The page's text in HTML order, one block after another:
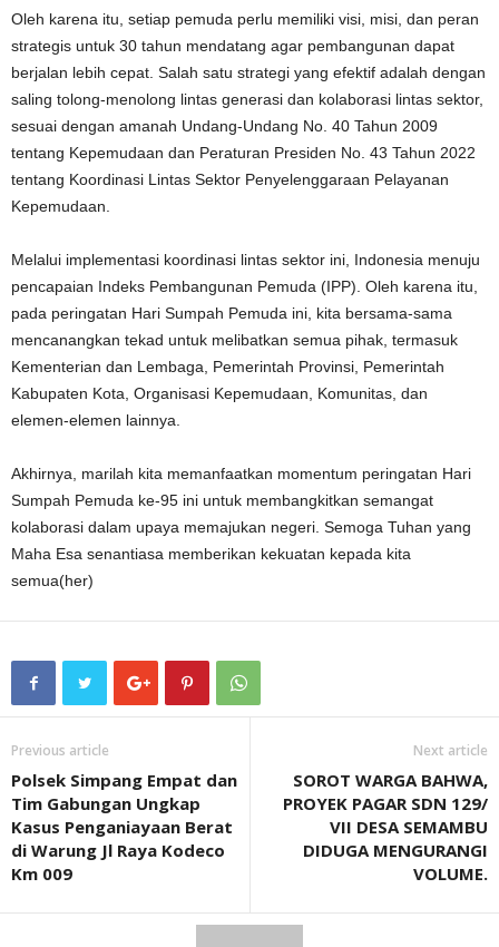
Oleh karena itu, setiap pemuda perlu memiliki visi, misi, dan peran
strategis untuk 30 tahun mendatang agar pembangunan dapat
berjalan lebih cepat. Salah satu strategi yang efektif adalah dengan
saling tolong-menolong lintas generasi dan kolaborasi lintas sektor,
sesuai dengan amanah Undang-Undang No. 40 Tahun 2009
tentang Kepemudaan dan Peraturan Presiden No. 43 Tahun 2022
tentang Koordinasi Lintas Sektor Penyelenggaraan Pelayanan
Kepemudaan.
Melalui implementasi koordinasi lintas sektor ini, Indonesia menuju
pencapaian Indeks Pembangunan Pemuda (IPP). Oleh karena itu,
pada peringatan Hari Sumpah Pemuda ini, kita bersama-sama
mencanangkan tekad untuk melibatkan semua pihak, termasuk
Kementerian dan Lembaga, Pemerintah Provinsi, Pemerintah
Kabupaten Kota, Organisasi Kepemudaan, Komunitas, dan
elemen-elemen lainnya.
Akhirnya, marilah kita memanfaatkan momentum peringatan Hari
Sumpah Pemuda ke-95 ini untuk membangkitkan semangat
kolaborasi dalam upaya memajukan negeri. Semoga Tuhan yang
Maha Esa senantiasa memberikan kekuatan kepada kita
semua(her)
Previous article
Polsek Simpang Empat dan
Tim Gabungan Ungkap
Kasus Penganiayaan Berat
di Warung Jl Raya Kodeco
Km 009
Next article
SOROT WARGA BAHWA,
PROYEK PAGAR SDN 129/
VII DESA SEMAMBU
DIDUGA MENGURANGI
VOLUME.